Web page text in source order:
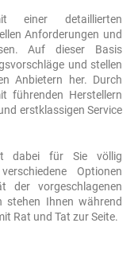
einer detaillierten
Anforderungen und
Auf dieser Basis
und stellen
Anbietern her. Durch
führenden Herstellern
erstklassigen Service
dabei für Sie völlig
Optionen
der vorgeschlagenen
stehen Ihnen während
Rat und Tat zur Seite.